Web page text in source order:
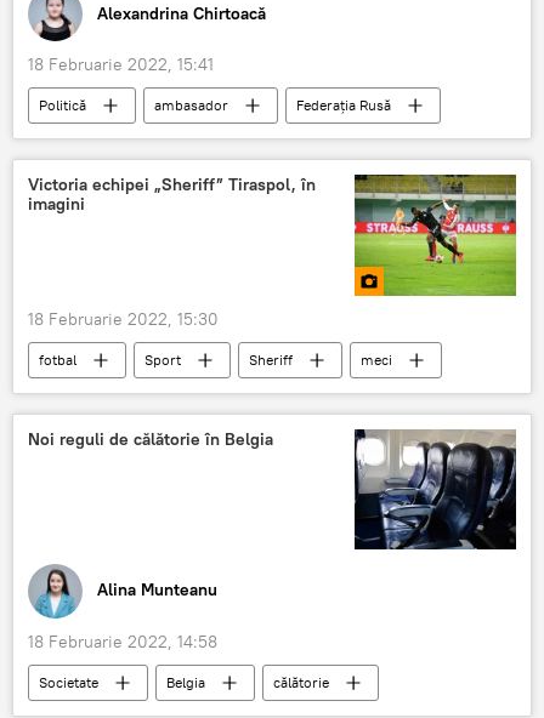
Alexandrina Chirtoacă
18 Februarie 2022, 15:41
Politică ambasador
Federația Rusă
decret prezidențial
Știri din Moldova
Victoria echipei „Sheriff” Tiraspol, în
imagini
18 Februarie 2022, 15:30
fotbal Sport Sheriff
meci
Liga Europei
Știri din Moldova
Noi reguli de călătorie în Belgia
Alina Munteanu
18 Februarie 2022, 14:58
Societate Belgia
călătorie